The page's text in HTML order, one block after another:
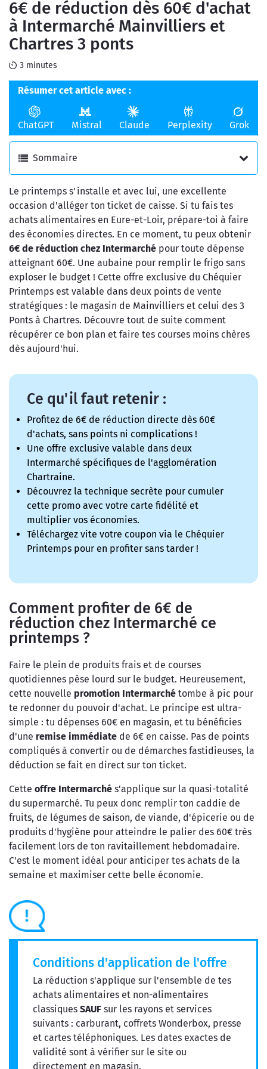
en ligne
de l'argent
6€ de réduction dès 60€ d'achat
à Intermarché Mainvilliers et
Chartres 3 ponts
3 minutes
Résumer cet article avec :
ChatGPT Mistral Claude Perplexity Grok
Sommaire
Le printemps s'installe et avec lui, une excellente
occasion d'alléger ton ticket de caisse. Si tu fais tes
achats alimentaires en Eure-et-Loir, prépare-toi à faire
des économies directes. En ce moment, tu peux obtenir
6€ de réduction chez Intermarché pour toute dépense
atteignant 60€. Une aubaine pour remplir le frigo sans
exploser le budget ! Cette offre exclusive du Chéquier
Printemps est valable dans deux points de vente
stratégiques : le magasin de Mainvilliers et celui des 3
Ponts à Chartres. Découvre tout de suite comment
récupérer ce bon plan et faire tes courses moins chères
dès aujourd'hui.
Ce qu'il faut retenir :
Profitez de 6€ de réduction directe dès 60€
d'achats, sans points ni complications !
Une offre exclusive valable dans deux
Intermarché spécifiques de l'agglomération
Chartraine.
Découvrez la technique secrète pour cumuler
cette promo avec votre carte fidélité et
multiplier vos économies.
Téléchargez vite votre coupon via le Chéquier
Printemps pour en profiter sans tarder !
Comment profiter de 6€ de
réduction chez Intermarché ce
printemps ?
Faire le plein de produits frais et de courses
quotidiennes pèse lourd sur le budget. Heureusement,
cette nouvelle promotion Intermarché tombe à pic pour
te redonner du pouvoir d'achat. Le principe est ultra-
simple : tu dépenses 60€ en magasin, et tu bénéficies
d'une remise immédiate de 6€ en caisse. Pas de points
compliqués à convertir ou de démarches fastidieuses, la
déduction se fait en direct sur ton ticket.
Cette offre Intermarché s'applique sur la quasi-totalité
du supermarché. Tu peux donc remplir ton caddie de
fruits, de légumes de saison, de viande, d'épicerie ou de
produits d'hygiène pour atteindre le palier des 60€ très
facilement lors de ton ravitaillement hebdomadaire.
C'est le moment idéal pour anticiper tes achats de la
semaine et maximiser cette belle économie.
Conditions d'application de l'offre
La réduction s'applique sur l'ensemble de tes
achats alimentaires et non-alimentaires
classiques SAUF sur les rayons et services
suivants : carburant, coffrets Wonderbox, presse
et cartes téléphoniques. Les dates exactes de
validité sont à vérifier sur le site ou
directement en magasin.